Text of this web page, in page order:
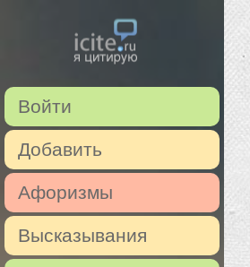
Войти
Добавить
Афоризмы
Высказывания